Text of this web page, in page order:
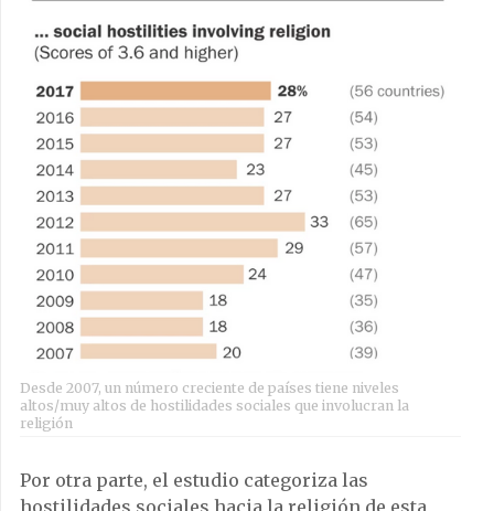
Desde 2007, un número creciente de países tiene niveles
altos/muy altos de hostilidades sociales que involucran la
religión
Por otra parte, el estudio categoriza las